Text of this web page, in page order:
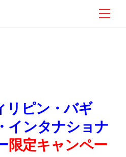
リピン・バギ
ンタナショナ
限定キャンペー